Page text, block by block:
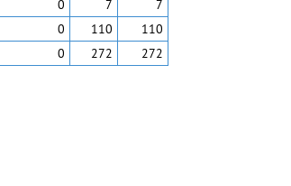
0 7
7
0 110
110
0 272 272